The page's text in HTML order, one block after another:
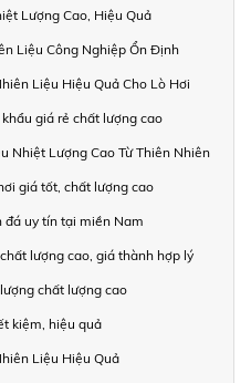
Lượng Cao, Hiệu Quả
Liệu Công Nghiệp Ổn Định
Liệu Hiệu Quả Cho Lò Hơi
giá rẻ chất lượng cao
Nhiệt Lượng Cao Từ Thiên Nhiên
giá tốt, chất lượng cao
đá uy tín tại miền Nam
lượng cao, giá thành hợp lý
chất lượng cao
kiệm, hiệu quả
Liệu Hiệu Quả